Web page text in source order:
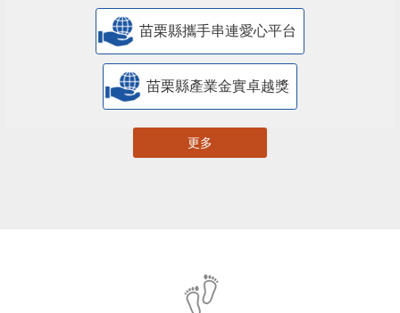
苗栗縣攜手串連愛心平台
苗栗縣產業金實卓越獎
更多